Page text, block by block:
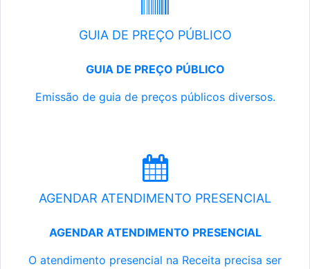
GUIA DE PREÇO PÚBLICO
GUIA DE PREÇO PÚBLICO
Emissão de guia de preços públicos diversos.
AGENDAR ATENDIMENTO PRESENCIAL
AGENDAR ATENDIMENTO PRESENCIAL
O atendimento presencial na Receita precisa ser